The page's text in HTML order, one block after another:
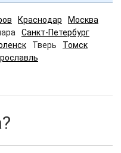
Краснодар
Москва
Санкт-Петербург
Тверь
Томск